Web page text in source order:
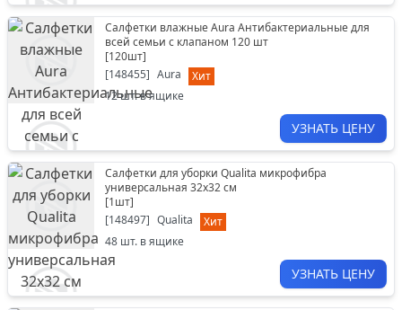
Салфетки влажные Aura Антибактериальные для
всей семьи с клапаном 120 шт
[120шт]
[148455] Aura
Хит
12шт. в ящике
УЗНАТЬ ЦЕНУ
Салфетки для уборки Qualita микрофибра
универсальная 32х32 см
[1шт]
[148497] Qualita
Хит
48 шт. в ящике
УЗНАТЬ ЦЕНУ